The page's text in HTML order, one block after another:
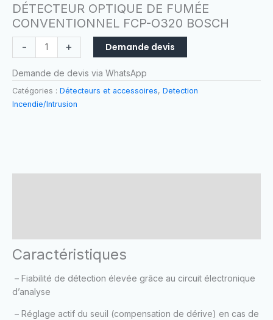
DÉTECTEUR OPTIQUE DE FUMÉE
CONVENTIONNEL FCP-O320 BOSCH
-
FCP-
O320
BOSCH
+ Demande devis
Demande de devis via WhatsApp
Catégories : Détecteurs et accessoires, Detection
Incendie/Intrusion
Caractéristiques
– Fiabilité de détection élevée grâce au circuit électronique
d’analyse
– Réglage actif du seuil (compensation de dérive) en cas de